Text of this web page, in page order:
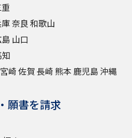
奈良 和歌山
島 山口
知
宮崎 佐賀 長崎 熊本 鹿児島沖縄
願書を請求